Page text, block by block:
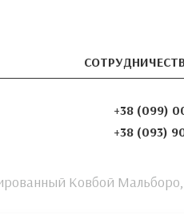
+38 (099)
+38 (093)
Ковбой